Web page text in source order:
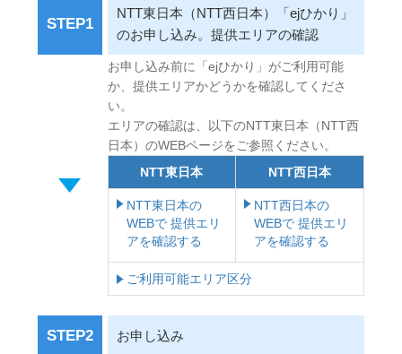
STEP1
NTT東日本（NTT西日本）「ejひかり」
のお申し込み。提供エリアの確認
お申し込み前に「ejひかり」がご利用可能
か、提供エリアかどうかを確認してくださ
い。
エリアの確認は、以下のNTT東日本（NTT西
日本）のWEBページをご参照ください。
NTT東日本
NTT西日本
NTT東日本の
WEBで 提供エリ
アを確認する
NTT西日本の
WEBで 提供エリ
アを確認する
ご利用可能エリア区分
STEP2 お申し込み